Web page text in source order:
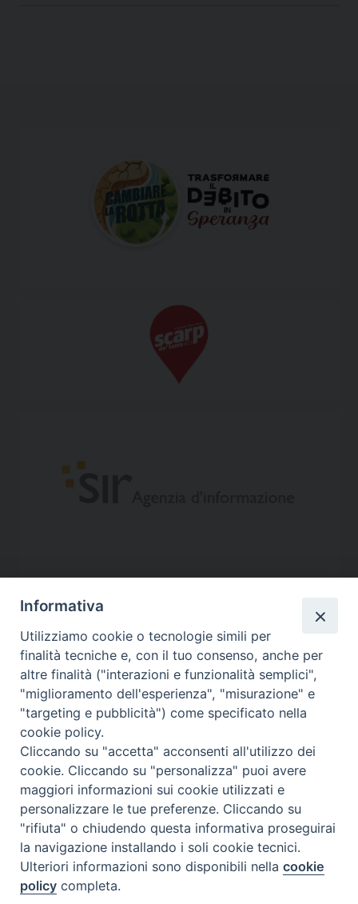
Contatti
Via Aurelia 796
00165 – Roma
tel: +39 06 661 771
email: segreteria@caritas.it
Informativa
Utilizziamo cookie o tecnologie simili per
finalità tecniche e, con il tuo consenso, anche per
altre finalità ("interazioni e funzionalità semplici",
"miglioramento dell'esperienza", "misurazione" e
"targeting e pubblicità") come specificato nella
cookie policy.
Cliccando su "accetta" acconsenti all'utilizzo dei
cookie. Cliccando su "personalizza" puoi avere
maggiori informazioni sui cookie utilizzati e
personalizzare le tue preferenze. Cliccando su
"rifiuta" o chiudendo questa informativa proseguirai
la navigazione installando i soli cookie tecnici.
Ulteriori informazioni sono disponibili nellacookie
policy completa.